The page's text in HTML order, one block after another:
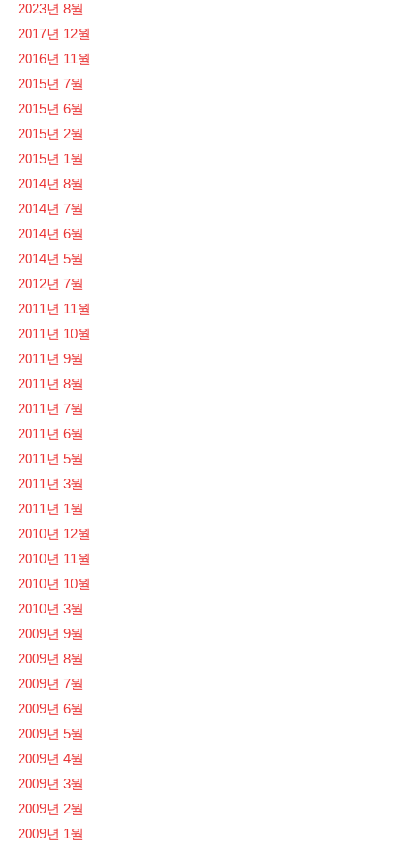
2023년 8월
2017년 12월
2016년 11월
2015년 7월
2015년 6월
2015년 2월
2015년 1월
2014년 8월
2014년 7월
2014년 6월
2014년 5월
2012년 7월
2011년 11월
2011년 10월
2011년 9월
2011년 8월
2011년 7월
2011년 6월
2011년 5월
2011년 3월
2011년 1월
2010년 12월
2010년 11월
2010년 10월
2010년 3월
2009년 9월
2009년 8월
2009년 7월
2009년 6월
2009년 5월
2009년 4월
2009년 3월
2009년 2월
2009년 1월